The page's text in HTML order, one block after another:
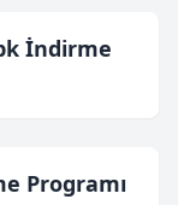
İndirme
Programı